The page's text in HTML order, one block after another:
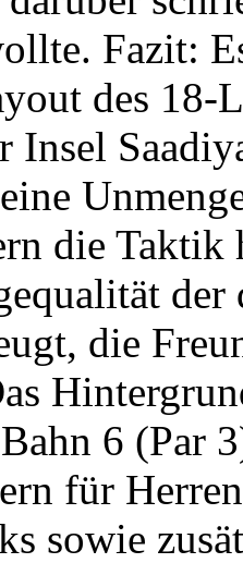
Fazit:
des 18-
Insel
die Taktik
die
6 (Par
für
sowie